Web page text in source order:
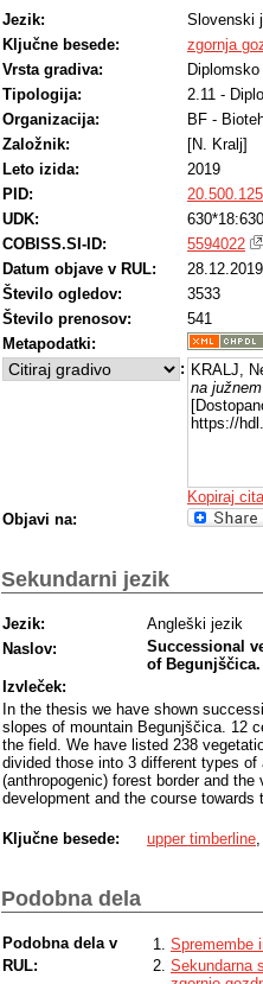
Jezik:
Slovenski
Ključne besede:
zgornja
Vrsta gradiva:
Tipologija:
2.11 -
Organizacija:
BF -
Založnik:
[N. Kralj]
Leto izida:
2019
PID:
UDK:
COBISS.SI-ID:
5594022
Datum objave v RUL:
28.12.2019
Število ogledov:
3533
Število prenosov:
541
Metapodatki:
: KRALJ,
na
https://
Kopiraj
Objavi na:
Sekundarni jezik
Jezik:
Angleški jezik
Naslov:
Successional
of Begunjščica.
Izvleček:
In the thesis we have shown
slopes of mountain Begunjščica. 12
the field. We have listed 238
divided those into 3 different types
(anthropogenic) forest border and
development and the course towards
Ključne besede: upper timberline
Podobna dela
Podobna dela v
RUL:
Spremembe
Sekundarna